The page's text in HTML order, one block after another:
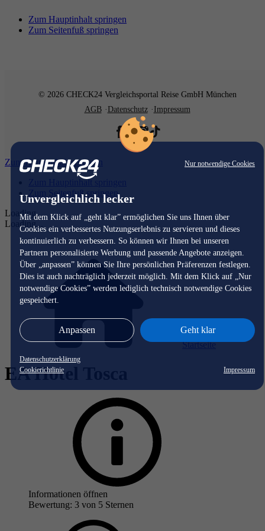
Nur notwendige Cookies
Unvergleichlich lecker
Mit dem Klick auf „geht klar” ermöglichen Sie uns Ihnen über
Cookies ein verbessertes Nutzungserlebnis zu servieren und dieses
kontinuierlich zu verbessern. So können wir Ihnen bei unseren
Partnern personalisierte Werbung und passende Angebote anzeigen.
Über „anpassen” können Sie Ihre persönlichen Präferenzen festlegen.
Dies ist auch nachträglich jederzeit möglich. Mit dem Klick auf „Nur
notwendige Cookies” werden lediglich technisch notwendige Cookies
gespeichert.
Anpassen Geht klar
Datenschutzerklärung
Cookierichtlinie
Impressum
Zum Hauptinhalt springen
Zum Seitenfuß springen
© 2026 CHECK24 Vergleichsportal Reise GmbH München
AGB
Datenschutz Impressum
Zum Hauptinhalt springen
Zum Hauptinhalt springen
Zum Seitenfuß springen
Loading...
Loading...
Startseite
EA Hotel Tosca
Informationen öffnen
Bewertung: 3 von 5 Sternen